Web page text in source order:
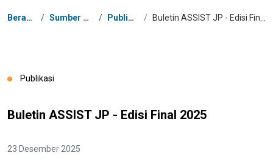
Breadcrumb
Beranda / Sumber Daya / Publikasi /
Publikasi
Buletin ASSIST JP - Edisi Final 2025
23 Desember 2025